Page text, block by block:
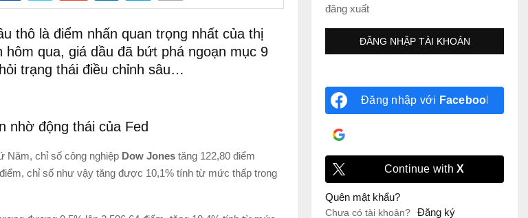
thô là điểm nhấn quan trọng nhất của thị
qua, giá dầu đã bứt phá ngoạn mục 9
trạng thái điều chỉnh sâu…
nhờ động thái của Fed
Năm, chỉ số công nghiệp Dow Jones tăng 122,80 điểm
chỉ số như vậy tăng được 10,1% tính từ mức thấp trong
đăng xuất
Đăng nhập với Facebook
Continue withX
Quên mật khẩu?
Chưa có tài khoản? Đăng ký